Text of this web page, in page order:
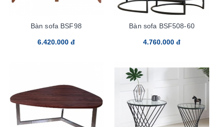
Bàn sofa BSF98
6.420.000 đ
Bàn sofa BSF508-60
4.760.000 đ